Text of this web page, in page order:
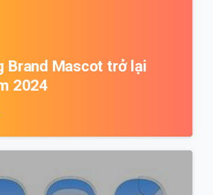
Brand Mascot trở lại
2024